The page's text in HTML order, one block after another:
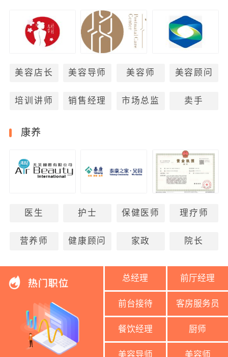
美容店长 美容导师 美容师 美容顾问
培训讲师 销售经理 市场总监 卖手
康养
医生 护士 保健医师 理疗师
营养师 健康顾问 家政 院长
总经理 前厅经理
前台接待 客房服务员
餐饮经理 厨师
美容导师 美容师